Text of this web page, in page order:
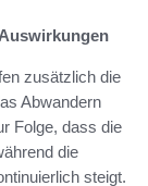
zusätzlich die
Abwandern
Folge, dass die
die
steigt.